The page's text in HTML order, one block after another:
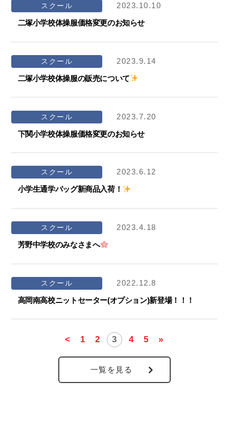
スクール 2023.10.10
二塚小学校体操服価格変更のお知らせ
スクール 2023.9.14
二塚小学校体操服の販売について
スクール 2023.7.20
下関小学校体操服価格変更のお知らせ
スクール 2023.6.12
小学生通学バッグ新商品入荷！
スクール 2023.4.18
芳野中学校のみなさまへ
スクール 2022.12.8
高岡南高校ニットセーター(オプション)新登場！！！
< 1 2 3 4 5 »
一覧を見る